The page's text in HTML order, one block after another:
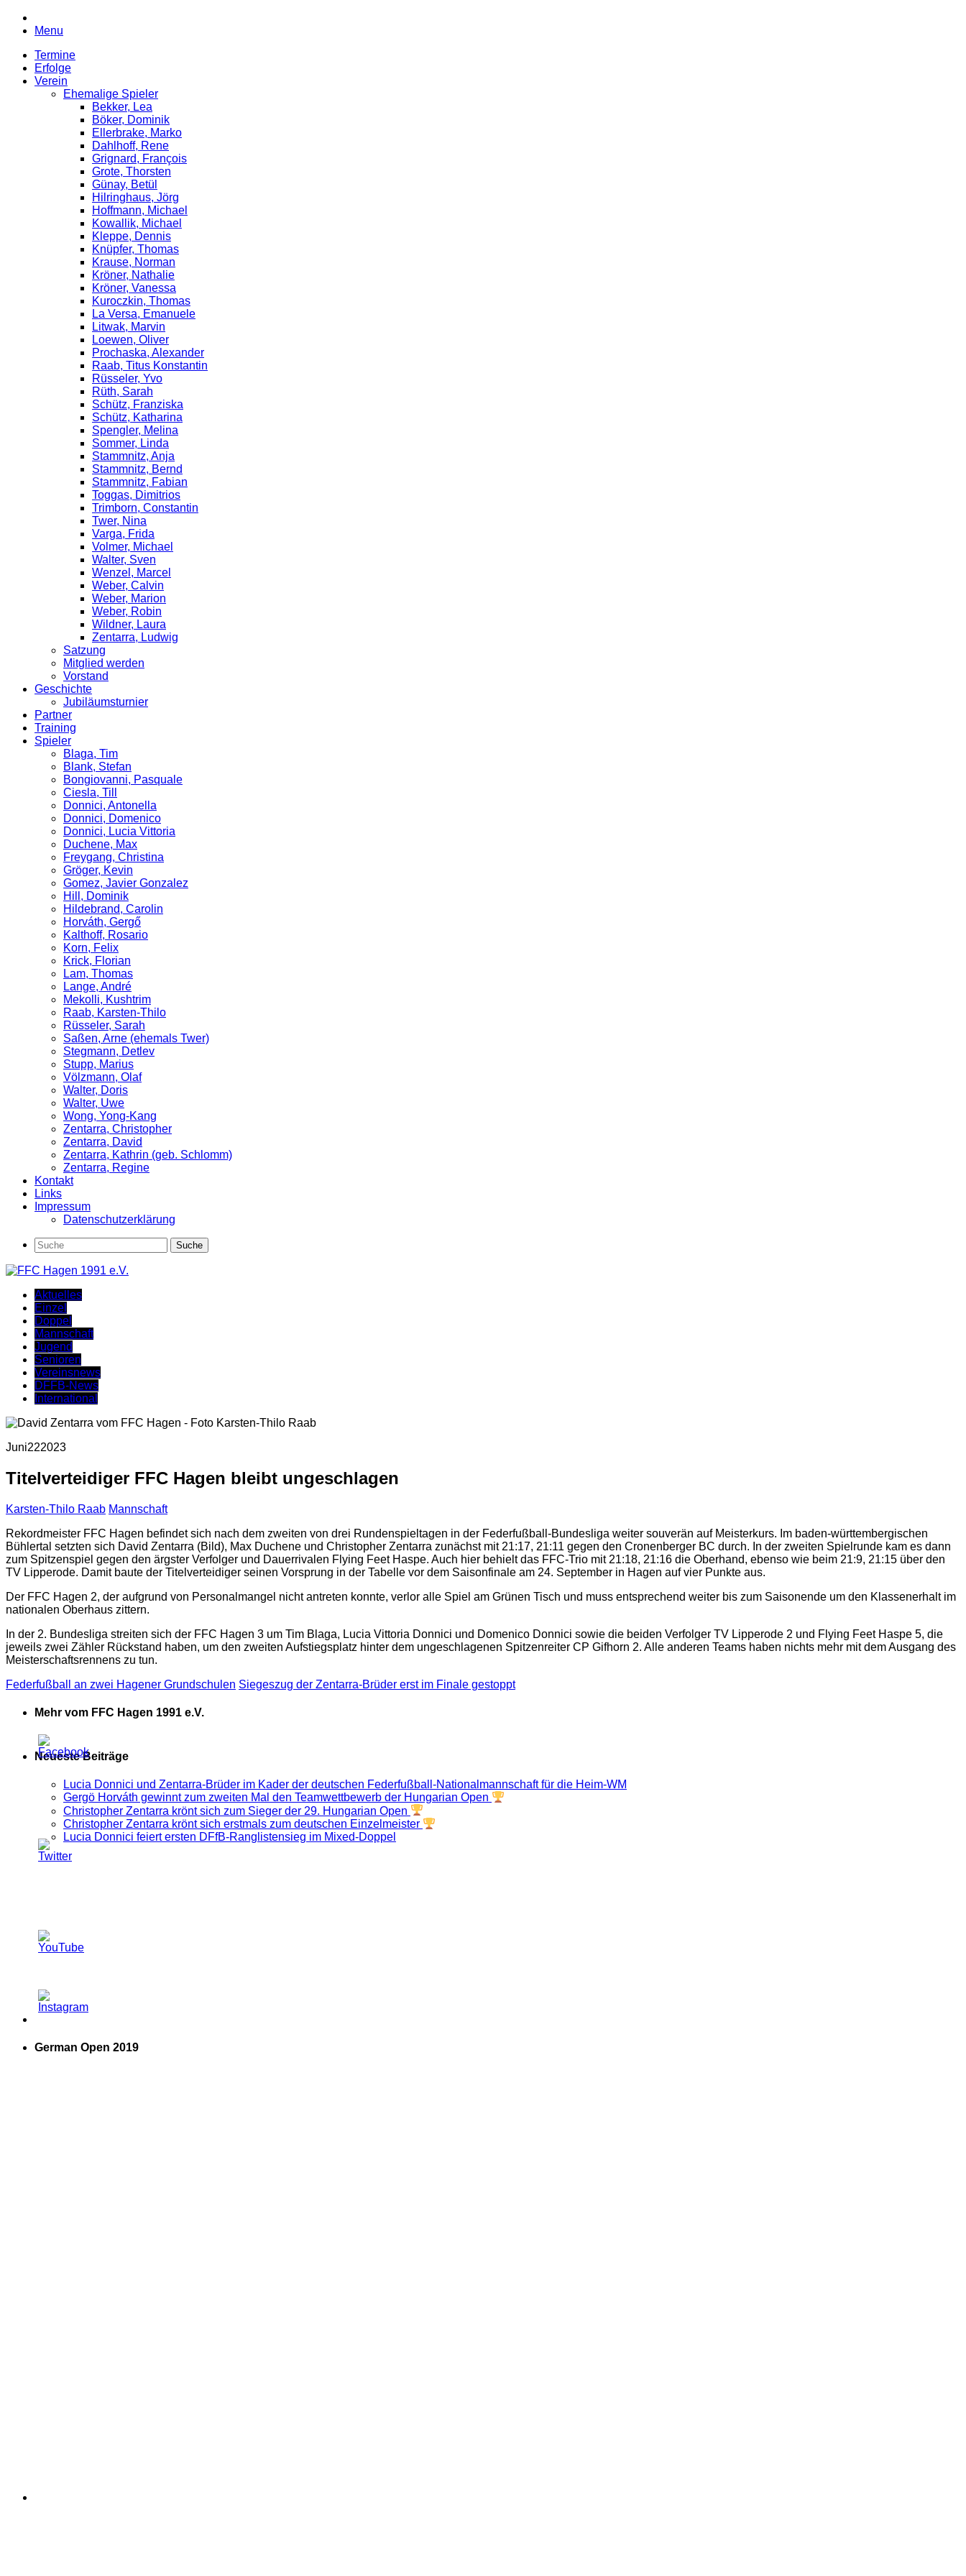
Menu
Termine
Erfolge
Verein
Ehemalige Spieler
Bekker, Lea
Böker, Dominik
Ellerbrake, Marko
Dahlhoff, Rene
Grignard, François
Grote, Thorsten
Günay, Betül
Hilringhaus, Jörg
Hoffmann, Michael
Kowallik, Michael
Kleppe, Dennis
Knüpfer, Thomas
Krause, Norman
Kröner, Nathalie
Kröner, Vanessa
Kuroczkin, Thomas
La Versa, Emanuele
Litwak, Marvin
Loewen, Oliver
Prochaska, Alexander
Raab, Titus Konstantin
Rüsseler, Yvo
Rüth, Sarah
Schütz, Franziska
Schütz, Katharina
Spengler, Melina
Sommer, Linda
Stammnitz, Anja
Stammnitz, Bernd
Stammnitz, Fabian
Toggas, Dimitrios
Trimborn, Constantin
Twer, Nina
Varga, Frida
Volmer, Michael
Walter, Sven
Wenzel, Marcel
Weber, Calvin
Weber, Marion
Weber, Robin
Wildner, Laura
Zentarra, Ludwig
Satzung
Mitglied werden
Vorstand
Geschichte
Jubiläumsturnier
Partner
Training
Spieler
Blaga, Tim
Blank, Stefan
Bongiovanni, Pasquale
Ciesla, Till
Donnici, Antonella
Donnici, Domenico
Donnici, Lucia Vittoria
Duchene, Max
Freygang, Christina
Gröger, Kevin
Gomez, Javier Gonzalez
Hill, Dominik
Hildebrand, Carolin
Horváth, Gergő
Kalthoff, Rosario
Korn, Felix
Krick, Florian
Lam, Thomas
Lange, André
Mekolli, Kushtrim
Raab, Karsten-Thilo
Rüsseler, Sarah
Saßen, Arne (ehemals Twer)
Stegmann, Detlev
Stupp, Marius
Völzmann, Olaf
Walter, Doris
Walter, Uwe
Wong, Yong-Kang
Zentarra, Christopher
Zentarra, David
Zentarra, Kathrin (geb. Schlomm)
Zentarra, Regine
Kontakt
Links
Impressum
Datenschutzerklärung
Aktuelles
Einzel
Doppel
Mannschaft
Jugend
Senioren
Vereinsnews
DFFB-News
International
Juni222023
Titelverteidiger FFC Hagen bleibt ungeschlagen
Karsten-Thilo Raab Mannschaft
Rekordmeister FFC Hagen befindet sich nach dem zweiten von drei Rundenspieltagen in der Federfußball-Bundesliga weiter souverän auf Meisterkurs. Im baden-württembergischen
Bühlertal setzten sich David Zentarra (Bild), Max Duchene und Christopher Zentarra zunächst mit 21:17, 21:11 gegen den Cronenberger BC durch. In der zweiten Spielrunde kam es dann
zum Spitzenspiel gegen den ärgster Verfolger und Dauerrivalen Flying Feet Haspe. Auch hier behielt das FFC-Trio mit 21:18, 21:16 die Oberhand, ebenso wie beim 21:9, 21:15 über den
TV Lipperode. Damit baute der Titelverteidiger seinen Vorsprung in der Tabelle vor dem Saisonfinale am 24. September in Hagen auf vier Punkte aus.
Der FFC Hagen 2, der aufgrund von Personalmangel nicht antreten konnte, verlor alle Spiel am Grünen Tisch und muss entsprechend weiter bis zum Saisonende um den Klassenerhalt im
nationalen Oberhaus zittern.
In der 2. Bundesliga streiten sich der FFC Hagen 3 um Tim Blaga, Lucia Vittoria Donnici und Domenico Donnici sowie die beiden Verfolger TV Lipperode 2 und Flying Feet Haspe 5, die
jeweils zwei Zähler Rückstand haben, um den zweiten Aufstiegsplatz hinter dem ungeschlagenen Spitzenreiter CP Gifhorn 2. Alle anderen Teams haben nichts mehr mit dem Ausgang des
Meisterschaftsrennens zu tun.
Federfußball an zwei Hagener Grundschulen Siegeszug der Zentarra-Brüder erst im Finale gestoppt
Mehr vom FFC Hagen 1991 e.V.
Neueste Beiträge
Lucia Donnici und Zentarra-Brüder im Kader der deutschen Federfußball-Nationalmannschaft für die Heim-WM
Gergö Horváth gewinnt zum zweiten Mal den Teamwettbewerb der Hungarian Open
Christopher Zentarra krönt sich zum Sieger der 29. Hungarian Open
Christopher Zentarra krönt sich erstmals zum deutschen Einzelmeister
Lucia Donnici feiert ersten DFfB-Ranglistensieg im Mixed-Doppel
German Open 2019